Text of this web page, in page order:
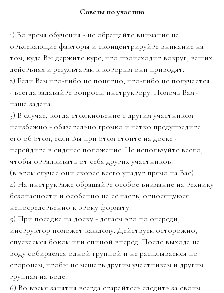
Советы по участию
1) Во время обучения - не обращайте внимания на
отвлекающие факторы и сконцентрируйте внимание на
том, куда Вы держите курс, что происходит вокруг, ваших
действиях и результатам к которым они приводят.
2) Если Вам что-либо не понятно, что-либо не получается
- всегда задавайте вопросы инструктору. Помочь Вам -
наша задача.
3) В случае, когда столкновение с другим участником
неизбежно - обязательно громко и чётко предупредите
его об этом, если Вы при этом стоите на доске -
перейдите в сидячее положение. Не используйте весло,
чтобы отталкивать от себя других участников.
(в этом случае они скорее всего упадут прямо на Вас)
4) На инструктаже обращайте особое внимание на технику
безопасности и особенно на её часть, относящуюся
непосредственно к этому формату.
5) При посадке на доску - делаем это по очереди,
инструктор поможет каждому. Действуем осторожно,
спускаемся боком или спиной вперёд. После выхода на
воду собираемся одной группой и не расплываемся по
сторонам, чтобы не мешать другим участникам и другим
группам на воде.
6) Во время занятия всегда старайтесь следить за своим